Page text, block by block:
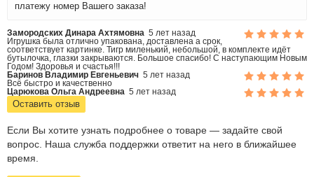
платежу номер Вашего заказа!
Замородских Динара Ахтямовна 5 лет назад
Игрушка была отлично упакована, доставлена а срок,
соответствует картинке. Тигр миленький, небольшой, в комплекте идёт
бутылочка, глазки закрываются. Большое спасибо! С наступающим Новым
Годом! Здоровья и счастья!!!
Баринов Владимир Евгеньевич 5 лет назад
Всё быстро и качественно
Царюкова Ольга Андреевна 5 лет назад
Оставить отзыв
Если Вы хотите узнать подробнее о товаре — задайте свой
вопрос. Наша служба поддержки ответит на него в ближайшее
время.